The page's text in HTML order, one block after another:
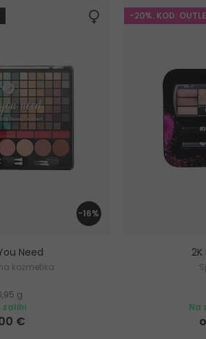
-16%
Need
kozmetika
g
zalihi
€
-20%. KOD:
Na